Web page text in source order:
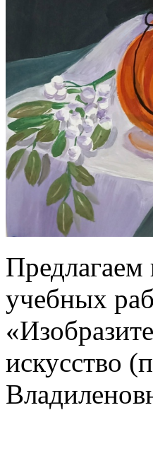
учебных
искусство